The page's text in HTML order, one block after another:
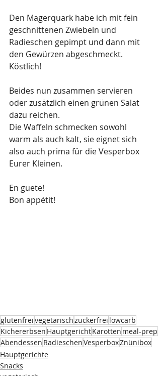
Den Magerquark habe ich mit fein
geschnittenen Zwiebeln und
Radieschen gepimpt und dann mit
den Gewürzen abgeschmeckt.
Köstlich!
Beides nun zusammen servieren
oder zusätzlich einen grünen Salat
dazu reichen.
Die Waffeln schmecken sowohl
warm als auch kalt, sie eignet sich
also auch prima für die Vesperbox
Eurer Kleinen.
En guete!
Bon appétit!
glutenfreivegetarischzuckerfrei lowcarb
Kichererbsen HauptgerichtKarotten meal-prep
Abendessen RadieschenVesperboxZnünibox
Hauptgerichte
Snacks